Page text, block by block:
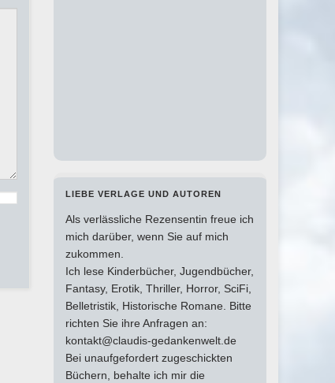
LIEBE VERLAGE UND AUTOREN
Als verlässliche Rezensentin freue ich
mich darüber, wenn Sie auf mich
zukommen.
Ich lese Kinderbücher, Jugendbücher,
Fantasy, Erotik, Thriller, Horror, SciFi,
Belletristik, Historische Romane. Bitte
richten Sie ihre Anfragen an:
kontakt@claudis-gedankenwelt.de
Bei unaufgefordert zugeschickten
Büchern, behalte ich mir die